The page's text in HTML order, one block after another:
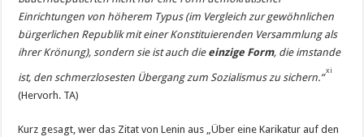
Einrichtungen von höherem Typus (im Vergleich zur gewöhnlichen
bürgerlichen Republik mit einer Konstituierenden Versammlung als
ihrer Krönung), sondern sie ist auch die einzige Form, die imstande
ist, den schmerzlosesten Übergang zum Sozialismus zu sichern.“
xi
(Hervorh. TA)
Kurz gesagt, wer das Zitat von Lenin aus „Über eine Karikatur auf den